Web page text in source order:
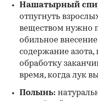
Нашатырный
отпугнуть
веществом нужно
обильное
содержание
обработку
время, когда лук
Полынь: